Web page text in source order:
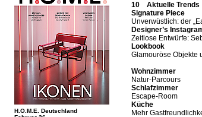
H.O.M.E. Deutschland
10 Aktuelle Trends
Signature Piece
Unverwüstlich: der
Designer’s
Zeitlose Entwürfe:
Lookbook
Glamouröse Objekte
Wohnzimmer
Natur-Parcours
Schlafzimmer
Escape-Room
Küche
Mehr